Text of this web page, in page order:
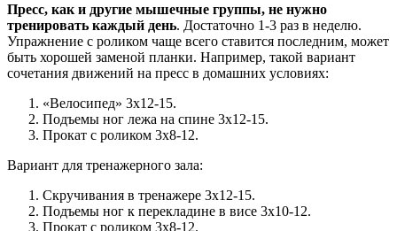
Пресс, как и другие мышечные группы, не нужно
тренировать каждый день. Достаточно 1-3 раз в неделю.
Упражнение с роликом чаще всего ставится последним, может
быть хорошей заменой планки. Например, такой вариант
сочетания движений на пресс в домашних условиях:
«Велосипед» 3х12-15.
Подъемы ног лежа на спине 3х12-15.
Прокат с роликом 3х8-12.
Вариант для тренажерного зала:
Скручивания в тренажере 3х12-15.
Подъемы ног к перекладине в висе 3х10-12.
Прокат с роликом 3х8-12.